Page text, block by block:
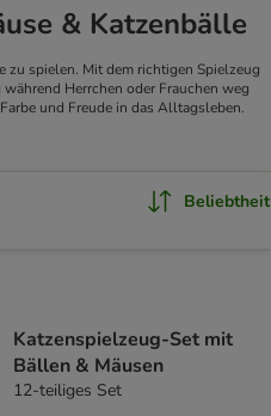
& Katzenbälle
zu spielen. Mit dem richtigen Spielzeug
Herrchen oder Frauchen weg
und Freude in das Alltagsleben.
Beliebtheit
Katzenspielzeug-Set mit
Bällen & Mäusen
12-teiliges Set